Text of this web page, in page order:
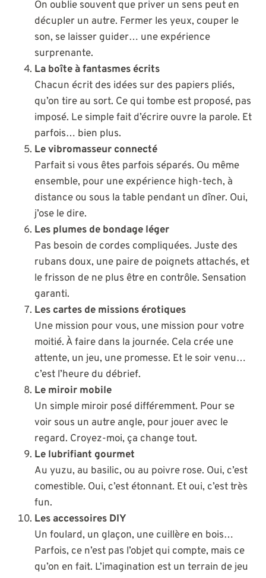
On oublie souvent que priver un sens peut en
décupler un autre. Fermer les yeux, couper le
son, se laisser guider… une expérience
surprenante.
La boîte à fantasmes écrits
Chacun écrit des idées sur des papiers pliés,
qu’on tire au sort. Ce qui tombe est proposé, pas
imposé. Le simple fait d’écrire ouvre la parole. Et
parfois… bien plus.
Le vibromasseur connecté
Parfait si vous êtes parfois séparés. Ou même
ensemble, pour une expérience high-tech, à
distance ou sous la table pendant un dîner. Oui,
j’ose le dire.
Les plumes de bondage léger
Pas besoin de cordes compliquées. Juste des
rubans doux, une paire de poignets attachés, et
le frisson de ne plus être en contrôle. Sensation
garanti.
Les cartes de missions érotiques
Une mission pour vous, une mission pour votre
moitié. À faire dans la journée. Cela crée une
attente, un jeu, une promesse. Et le soir venu…
c’est l’heure du débrief.
Le miroir mobile
Un simple miroir posé différemment. Pour se
voir sous un autre angle, pour jouer avec le
regard. Croyez-moi, ça change tout.
Le lubrifiant gourmet
Au yuzu, au basilic, ou au poivre rose. Oui, c’est
comestible. Oui, c’est étonnant. Et oui, c’est très
fun.
Les accessoires DIY
Un foulard, un glaçon, une cuillère en bois…
Parfois, ce n’est pas l’objet qui compte, mais ce
qu’on en fait. L’imagination est un terrain de jeu